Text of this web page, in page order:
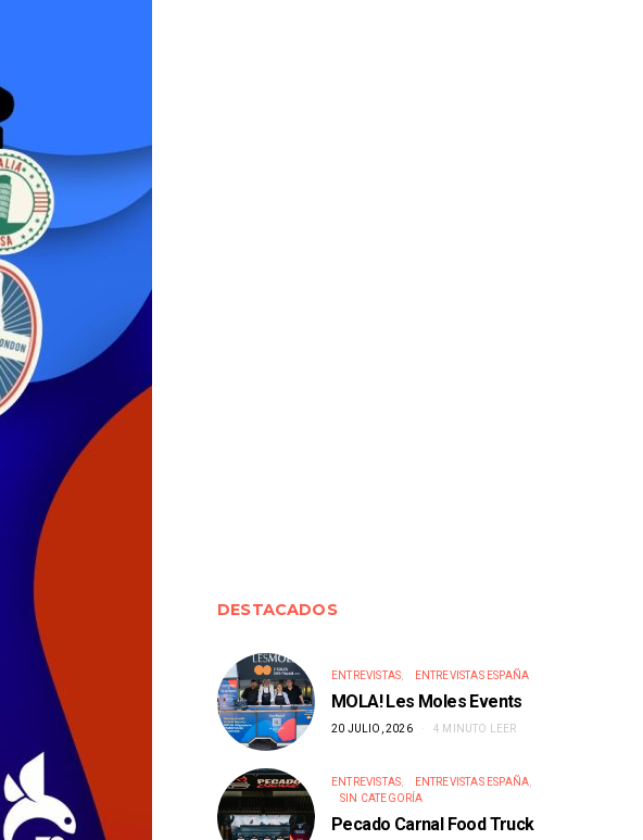
DESTACADOS
ENTREVISTAS ENTREVISTAS ESPAÑA
MOLA! Les Moles Events
20 JULIO, 2026 4 MINUTO LEER
ENTREVISTAS
ENTREVISTAS ESPAÑA
SIN CATEGORÍA
Pecado Carnal Food Truck